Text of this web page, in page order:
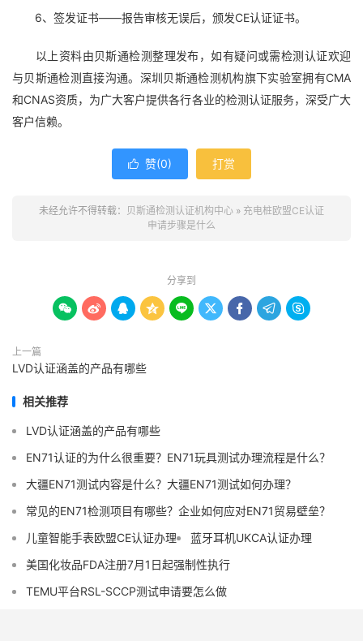
6、签发证书——报告审核无误后，颁发CE认证证书。
以上资料由贝斯通检测整理发布，如有疑问或需检测认证欢迎
与贝斯通检测直接沟通。深圳贝斯通检测机构旗下实验室拥有CMA
和CNAS资质，为广大客户提供各行各业的检测认证服务，深受广大
客户信赖。
 赞(0) 打赏
未经允许不得转载： 贝斯通检测认证机构中心 » 充电桩欧盟CE认证
申请步骤是什么
分享到
        
上一篇
LVD认证涵盖的产品有哪些
相关推荐
LVD认证涵盖的产品有哪些
EN71认证的为什么很重要？EN71玩具测试办理流程是什么？
大疆EN71测试内容是什么？大疆EN71测试如何办理？
常见的EN71检测项目有哪些？企业如何应对EN71贸易壁垒？
儿童智能手表欧盟CE认证办理
蓝牙耳机UKCA认证办理
美国化妆品FDA注册7月1日起强制性执行
TEMU平台RSL-SCCP测试申请要怎么做